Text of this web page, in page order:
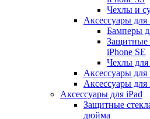
Чехлы и
Аксессуары для
Бамперы
Защитные
iPhone SE
Чехлы для
Аксессуары для
Аксессуары для
Аксессуары для iPad
Защитные
дюйма